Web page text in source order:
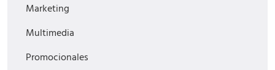
Marketing
Multimedia
Promocionales